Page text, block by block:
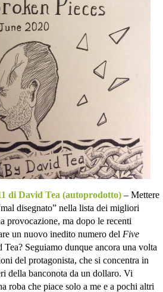
di David Tea (autoprodotto) – Mettere
disegnato” nella lista dei migliori
provocazione, ma dopo le recenti
un nuovo inedito numero del Five
Tea? Seguiamo dunque ancora una volta
del protagonista, che si concentra in
della banconota da un dollaro. Vi
roba che piace solo a me e a pochi altri